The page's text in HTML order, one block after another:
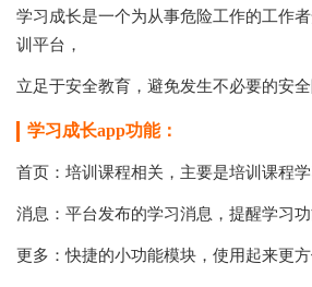
学习成长是一个为从事危险工作的工作
训平台，
立足于安全教育，避免发生不必要的安全
学习成长app功能：
首页：培训课程相关，主要是培训课程
消息：平台发布的学习消息，提醒学习
更多：快捷的小功能模块，使用起来更